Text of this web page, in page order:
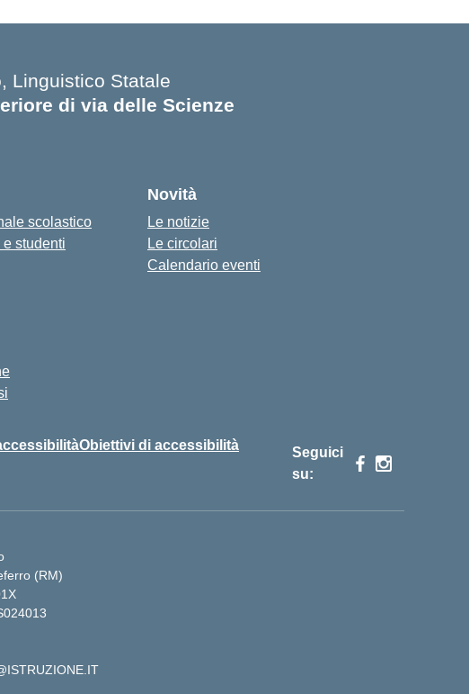
Linguistico Statale
di via delle Scienze
scolastico
studenti
Novità
Le notizie
Le circolari
Calendario eventi
Obiettivi di accessibilità
Seguici
su:
(RM)